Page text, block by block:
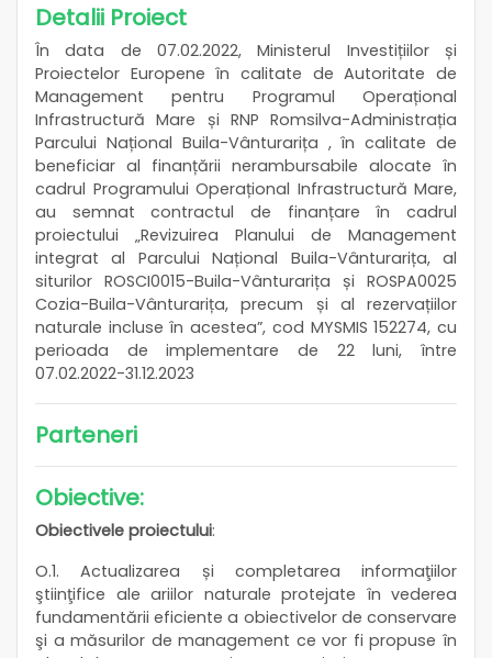
Detalii Proiect
În data de 07.02.2022, Ministerul Investițiilor și
Proiectelor Europene în calitate de Autoritate de
Management pentru Programul Operațional
Infrastructură Mare și RNP Romsilva-Administrația
Parcului Național Buila-Vânturarița , în calitate de
beneficiar al finanțării nerambursabile alocate în
cadrul Programului Operațional Infrastructură Mare,
au semnat contractul de finanțare în cadrul
proiectului „Revizuirea Planului de Management
integrat al Parcului Național Buila-Vânturarița, al
siturilor ROSCI0015-Buila-Vânturarița și ROSPA0025
Cozia-Buila-Vânturarița, precum și al rezervațiilor
naturale incluse în acestea”, cod MYSMIS 152274, cu
perioada de implementare de 22 luni, între
07.02.2022-31.12.2023
Parteneri
Obiective:
Obiectivele proiectului:
O.1. Actualizarea și completarea informaţiilor
ştiinţifice ale ariilor naturale protejate în vederea
fundamentării eficiente a obiectivelor de conservare
şi a măsurilor de management ce vor fi propuse în